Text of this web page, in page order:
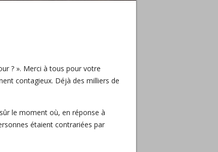
? ». Merci à tous pour votre
contagieux. Déjà des milliers de
sûr le moment où, en réponse à
étaient contrariées par